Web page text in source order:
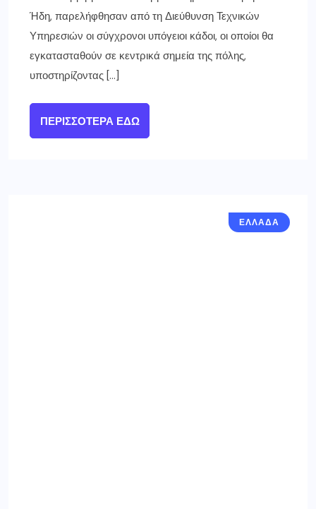
Ήδη, παρελήφθησαν από τη Διεύθυνση Τεχνικών
Υπηρεσιών οι σύγχρονοι υπόγειοι κάδοι, οι οποίοι θα
εγκατασταθούν σε κεντρικά σημεία της πόλης,
υποστηρίζοντας […]
ΠΕΡΙΣΣΌΤΕΡΑ ΕΔΏ
ΕΛΛΑΔΑ